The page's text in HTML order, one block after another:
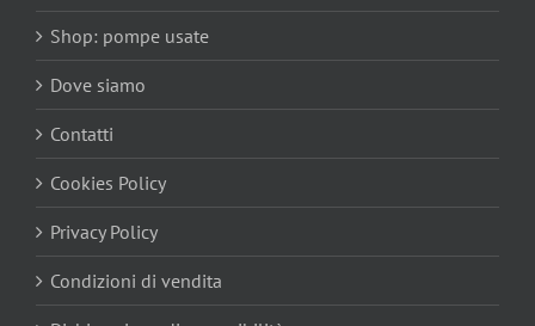
Shop: pompe usate
Dove siamo
Contatti
Cookies Policy
Privacy Policy
Condizioni di vendita